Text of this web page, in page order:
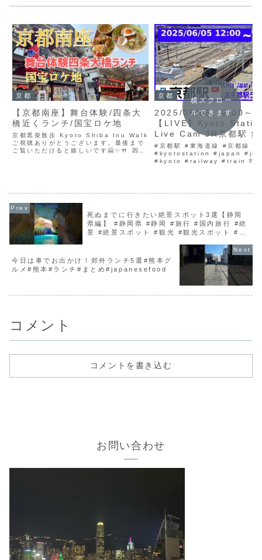
京都
【京都南座】舞台体験/四条大
橋近くランチ/国宝ロケ地
京都黒柴散歩 Kyoto Shiba Inu Walk
ご視聴ありがとうございます。最後まで
ご覧いただけると嬉しいです🤗✨🍴 四条
京都
2025/06/05 12:00～
【LIVE】Kyoto
Live Cam JR京都駅 鉄
ブカメラ 京都ライブカ
都駅 新幹線 東海道線
TrainCam
#京都駅 #東海道線 #京都線
#kyotostation #japan #jr
#kyoto #railway #train
横スクロー
ルできます
死ぬまでに行きたい絶景スポット3選【静岡
県編】 #静岡県 #静岡 #旅行 #国内旅行 #絶
景 #絶景スポット #観光 #観光スポット #お
今日は車でお出かけ！郊外ランチ5選#熊本グ
ルメ#熊本#ランチ#まとめ#japanesefood
コメント
コメントを書き込む
お問い合わせ